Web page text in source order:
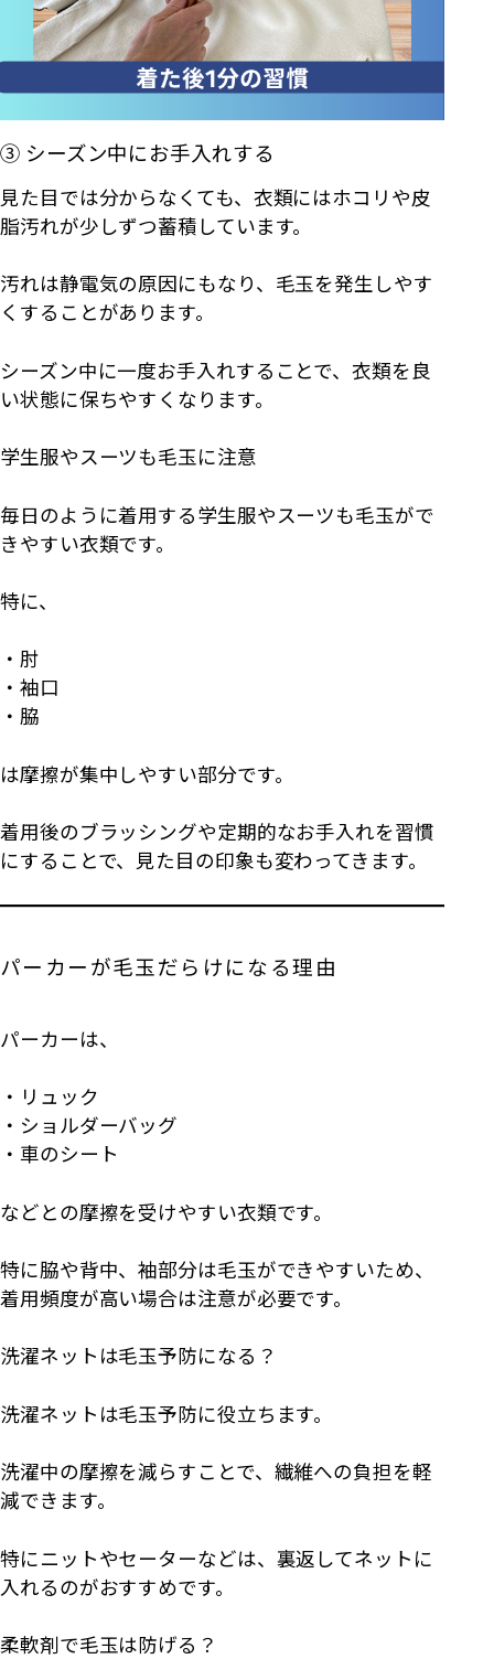
③ シーズン中にお手入れする
見た目では分からなくても、衣類にはホコリや皮
脂汚れが少しずつ蓄積しています。
汚れは静電気の原因にもなり、毛玉を発生しやす
くすることがあります。
シーズン中に一度お手入れすることで、衣類を良
い状態に保ちやすくなります。
学生服やスーツも毛玉に注意
毎日のように着用する学生服やスーツも毛玉がで
きやすい衣類です。
特に、
・肘
・袖口
・脇
は摩擦が集中しやすい部分です。
着用後のブラッシングや定期的なお手入れを習慣
にすることで、見た目の印象も変わってきます。
パーカーが毛玉だらけになる理由
パーカーは、
・リュック
・ショルダーバッグ
・車のシート
などとの摩擦を受けやすい衣類です。
特に脇や背中、袖部分は毛玉ができやすいため、
着用頻度が高い場合は注意が必要です。
洗濯ネットは毛玉予防になる？
洗濯ネットは毛玉予防に役立ちます。
洗濯中の摩擦を減らすことで、繊維への負担を軽
減できます。
特にニットやセーターなどは、裏返してネットに
入れるのがおすすめです。
柔軟剤で毛玉は防げる？